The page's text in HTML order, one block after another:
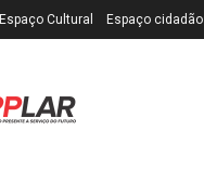
Espaço Cultural Espaço cidadão